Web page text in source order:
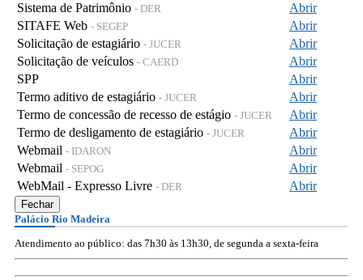
Sistema de Patrimônio - DER
Abrir
SITAFE Web - SEGEP
Abrir
Solicitação de estagiário - JUCER
Abrir
Solicitação de veículos - CAERD
Abrir
SPP
Abrir
Termo aditivo de estagiário - JUCER
Abrir
Termo de concessão de recesso de estágio - JUCER
Abrir
Termo de desligamento de estagiário - JUCER
Abrir
Webmail - IDARON
Abrir
Webmail - SEPOG
Abrir
WebMail - Expresso Livre - DER Abrir
Fechar
Palácio Rio Madeira
Atendimento ao público: das 7h30 às 13h30, de segunda a sexta-feira